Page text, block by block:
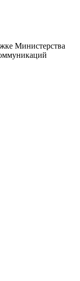
Министерства